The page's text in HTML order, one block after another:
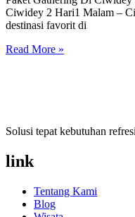
Ciwidey 2 Hari1 Malam –
destinasi favorit di
Read More »
Solusi tepat kebutuhan
link
Tentang Kami
Blog